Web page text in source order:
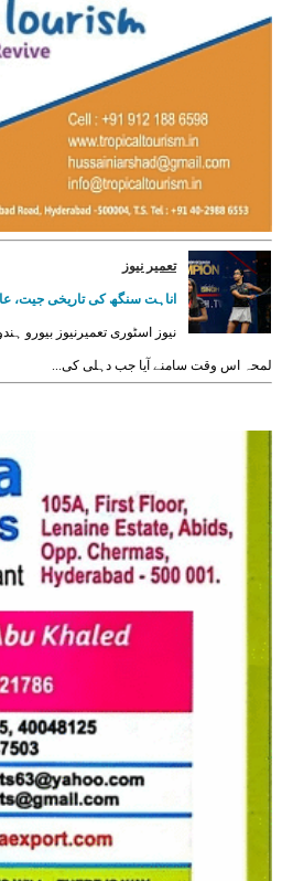
تعمیر نیوز
اناہت سنگھ کی تاریخی جیت،
نیوز اسٹوری تعمیرنیوز بیورو
لمحہ اس وقت سامنے آیا جب دہلی کی...